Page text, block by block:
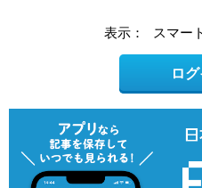
表示： スマー
ロ